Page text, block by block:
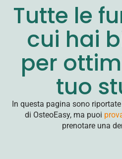
Tutte le
cui hai
per
tuo
In questa pagina sono
di OsteoEasy, ma puoi
prenotare una